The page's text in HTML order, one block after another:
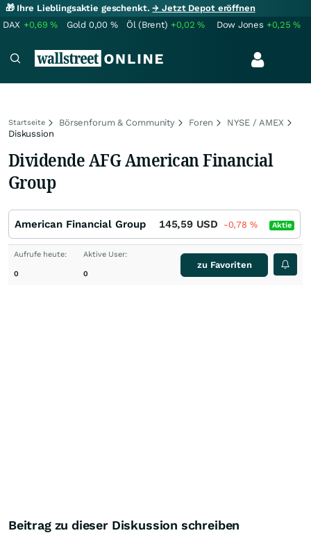
🎁 Ihre Lieblingsaktie geschenkt.→ Jetzt Depot eröffnen
DAX +0,69% Gold 0,00 % Öl (Brent) +0,02% Dow Jones +0,25%
Startseite Börsenforum & Community Foren
NYSE / AMEX
Diskussion
Dividende AFG American Financial
Group
American Financial Group 145,59 USD -0,78 % Aktie
Aufrufe heute:
0
Aktive User:
0
zu Favoriten
Beitrag zu dieser Diskussion schreiben